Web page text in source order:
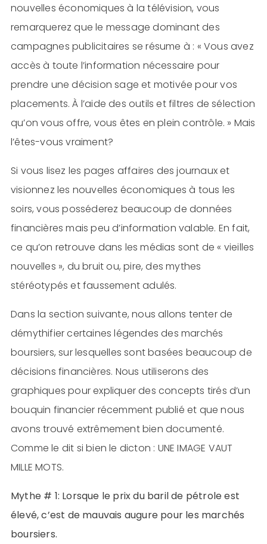
nouvelles économiques à la télévision, vous
remarquerez que le message dominant des
campagnes publicitaires se résume à : « Vous avez
accès à toute l’information nécessaire pour
prendre une décision sage et motivée pour vos
placements. À l’aide des outils et filtres de sélection
qu’on vous offre, vous êtes en plein contrôle. » Mais
l’êtes-vous vraiment?
Si vous lisez les pages affaires des journaux et
visionnez les nouvelles économiques à tous les
soirs, vous posséderez beaucoup de données
financières mais peu d’information valable. En fait,
ce qu’on retrouve dans les médias sont de « vieilles
nouvelles », du bruit ou, pire, des mythes
stéréotypés et faussement adulés.
Dans la section suivante, nous allons tenter de
démythifier certaines légendes des marchés
boursiers, sur lesquelles sont basées beaucoup de
décisions financières. Nous utiliserons des
graphiques pour expliquer des concepts tirés d’un
bouquin financier récemment publié et que nous
avons trouvé extrêmement bien documenté.
Comme le dit si bien le dicton : UNE IMAGE VAUT
MILLE MOTS.
Mythe # 1: Lorsque le prix du baril de pétrole est
élevé, c’est de mauvais augure pour les marchés
boursiers.